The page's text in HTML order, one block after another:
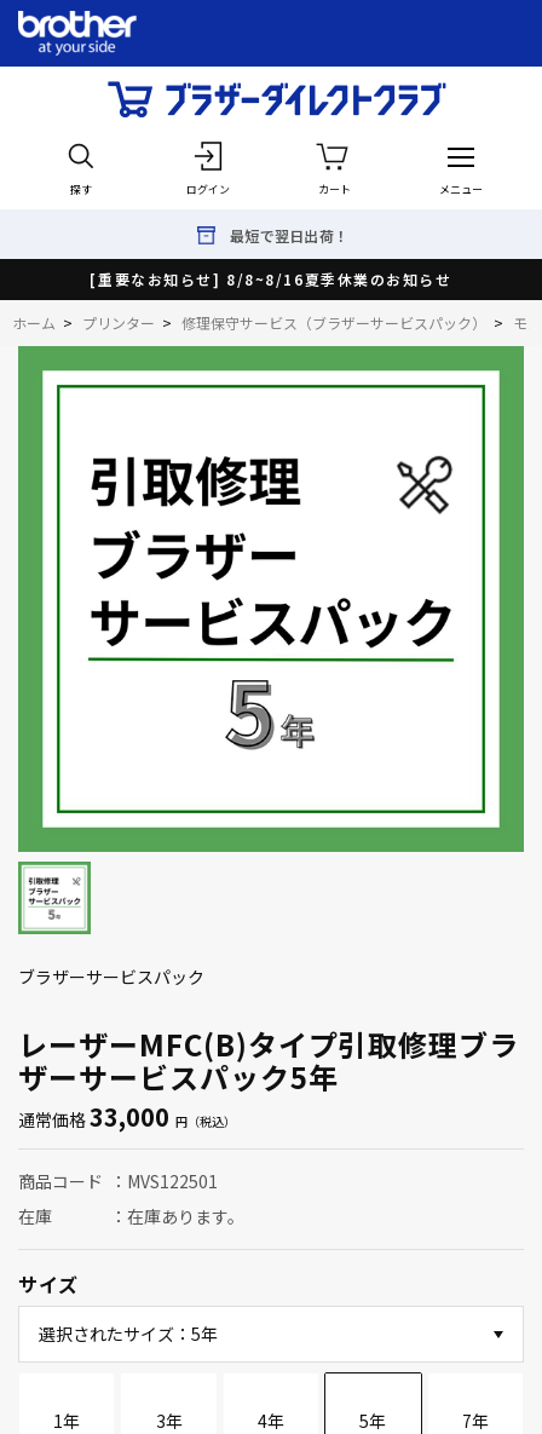
探す ログイン カート メニュー
最短で翌日出荷！
[重要なお知らせ] 8/8~8/16夏季休業のお知らせ
ホーム > プリンター > 修理保守サービス（ブラザーサービスパック） > モ
レーザーMFC(B)タイプ引取修理ブラ
ザーサービスパック5年
ブラザーサービスパック
通常価格33,000
商品コード
MVS122501
在庫
在庫あります。
サイズ
選択されたサイズ：5年
1年 3年 4年 5年 7年